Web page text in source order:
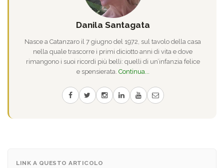
Danila Santagata
Nasce a Catanzaro il 7 giugno del 1972, sul tavolo della casa
nella quale trascorre i primi diciotto anni di vita e dove
rimangono i suoi ricordi più belli: quelli di un’infanzia felice
e spensierata. Continua...
LINK A QUESTO ARTICOLO